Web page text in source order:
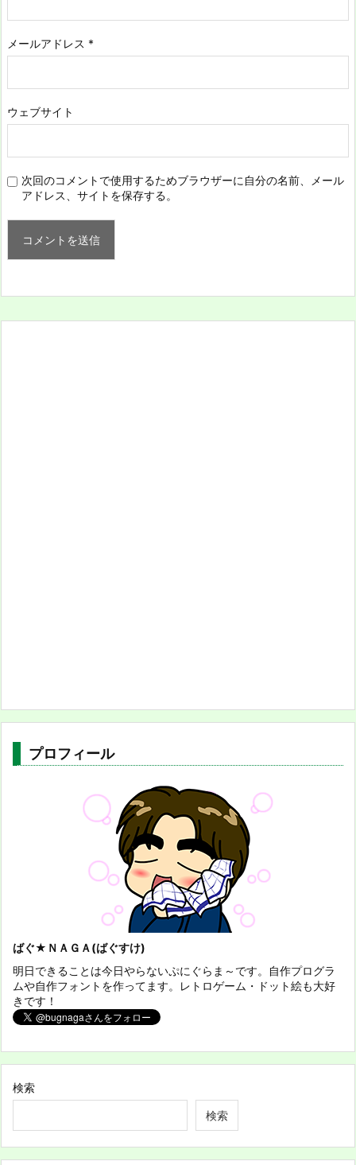
メールアドレス *
ウェブサイト
次回のコメントで使用するためブラウザーに自分の名前、メール
アドレス、サイトを保存する。
プロフィール
ばぐ★ＮＡＧＡ(ばぐすけ)
明日できることは今日やらないぷにぐらま～です。自作プログラ
ムや自作フォントを作ってます。レトロゲーム・ドット絵も大好
きです！
検索
検索